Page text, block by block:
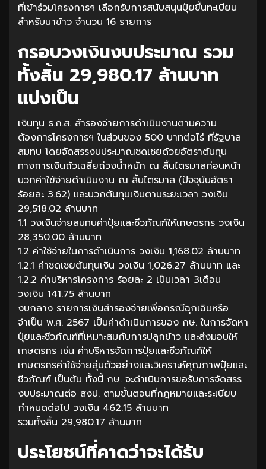
ที่เข้าร่วมโครงการฯ เลือกรับการสนับสนุนปุ๋ยขึ้นทะเบียน
สำหรับนาข้าว จำนวน 16 รายการ
กรอบวงเงินงบประมาณ รวม
ทั้งสิ้น 29,980.17 ล้านบาท
แบ่งเป็น
เงินทุน ธ.ก.ส. สำรองจ่ายการดำเนินงานตามความ
ต้องการโครงการฯ ในส่วนของ 500 บาทต่อไร่ ที่รัฐบาล
สมทบ โดยจัดสรรงบประมาณชดเชยด้วยอัตราต้นทุน
ทางการเงินถัวเฉลี่ยถ่วงน้ำหนัก ณ สิ้นไตรมาสก่อนหน้า
บวกค่าใข้จ่ายดำเนินงาน ณ สิ้นไตรมาส (ปัจจุบันอัตรา
ร้อยละ 3.62) และบวกต้นทุนเงินตามระยะเวลา วงเงิน
29,518.02 ล้านบาท
1.1 วงเงินจ่ายสมทบค่าปุ๋ยและชีวภัณฑ์ให้เกษตรกร วงเงิน
28,350.00 ล้านบาท
1.2 ค่าใช้จ่ายในการดำเนินการ วงเงิน 1,168.02 ล้านบาท
1.2.1 ค่าชดเชยต้นทุนเงิน วงเงิน 1,026.27 ล้านบาท และ
1.2.2 ค่าบริหารโครงการ ร้อยละ 2 เป็นเวลา 3เดือน
วงเงิน 141.75 ล้านบาท
งบกลาง รายการเงินสำรองจ่ายเพื่อกรณีฉุกเฉินหรือ
จำเป็น พ.ศ. 2567 เป็นค่าดำเนินการของ กษ. ในการจัดหา
ปุ๋ยและชีวภัณฑ์ที่เหมาะสมกับการปลูกข้าว และส่งมอบให้
เกษตรกร เช่น ค่าบริหารจัดการปุ๋ยและชีวภัณฑ์ให้
เกษตรกรค่าใช้จ่ายสุ่มตัวอย่างและวิเคราะห์คุณภาพปุ๋ยและ
ชีวภัณฑ์ เป็นต้น ทั้งนี้ กษ. จะดำเนินการขอรับการจัดสรร
งบประมาณต่อ สงป. ตามขั้นตอนที่กฎหมายและระเบียบ
กำหนดต่อไป วงเงิน 462.15 ล้านบาท
รวมทั้งสิ้น 29,980.17 ล้านบาท
ประโยชน์ที่คาดว่าจะได้รับ